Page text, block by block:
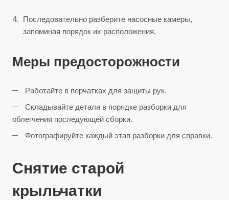
Последовательно разберите насосные камеры,
запоминая порядок их расположения.
Меры предосторожности
Работайте в перчатках для защиты рук.
Складывайте детали в порядке разборки для
облегчения последующей сборки.
Фотографируйте каждый этап разборки для справки.
Снятие старой
крыльчатки